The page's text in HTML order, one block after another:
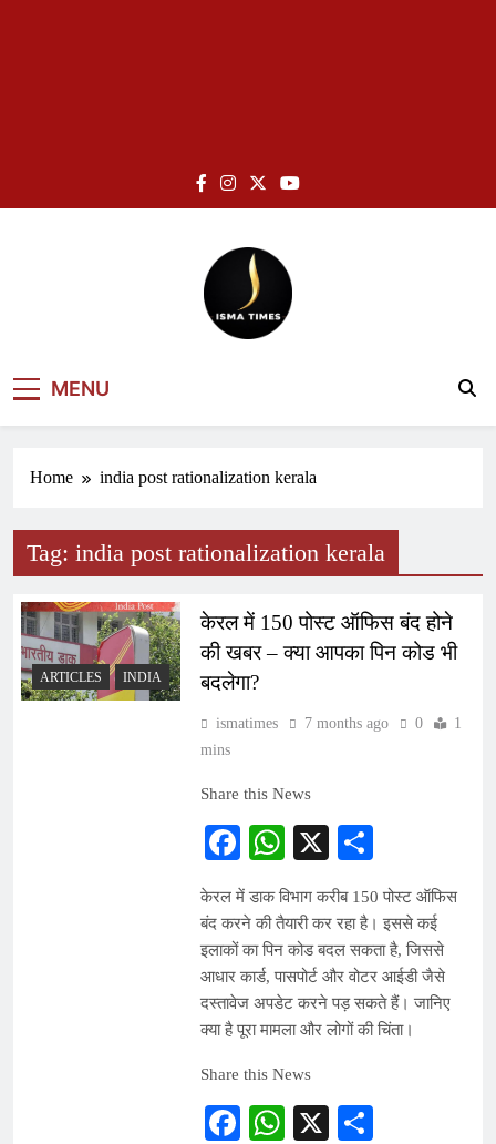
MENU
Home india post rationalization kerala
Tag: india post rationalization kerala
ARTICLES INDIA
केरल में 150 पोस्ट ऑफिस बंद होने
की खबर – क्या आपका पिन कोड भी
बदलेगा?
ismatimes 7 months ago 0
1
mins
Share this News
Facebook
WhatsApp
X
केरल में डाक विभाग करीब 150 पोस्ट ऑफिस
बंद करने की तैयारी कर रहा है। इससे कई
इलाकों का पिन कोड बदल सकता है, जिससे
आधार कार्ड, पासपोर्ट और वोटर आईडी जैसे
दस्तावेज अपडेट करने पड़ सकते हैं। जानिए
क्या है पूरा मामला और लोगों की चिंता।
Share this News
Facebook
WhatsApp
X